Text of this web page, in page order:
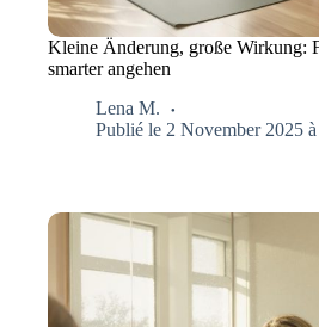
Kleine Änderung, große Wirkung:
smarter angehen
Lena M.
Publié le 2 November 2025